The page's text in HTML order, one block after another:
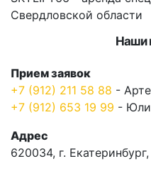
Свердловской области
Наши
Прием заявок
+7 (912) 211 58 88 -
+7 (912) 653 19 99 -
Адрес
620034, г.